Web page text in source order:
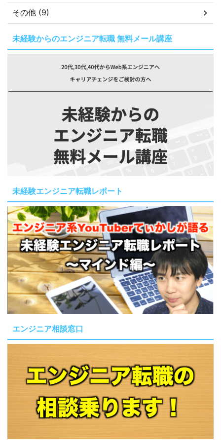
その他 (9)
未経験からのエンジニア転職 無料メール講座
未経験エンジニア転職レポート
エンジニア相談窓口